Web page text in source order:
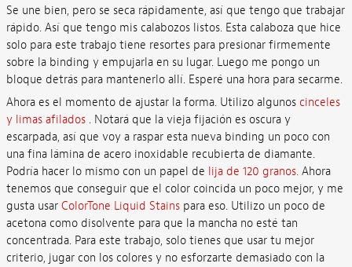
Se une bien, pero se seca rápidamente, así que tengo que trabajar
rápido. Así que tengo mis calabozos listos. Esta calaboza que hice
solo para este trabajo tiene resortes para presionar firmemente
sobre la binding y empujarla en su lugar. Luego me pongo un
bloque detrás para mantenerlo allí. Esperé una hora para secarme.
Ahora es el momento de ajustar la forma. Utilizo algunos cinceles
y limas afilados. Notará que la vieja fijación es oscura y
escarpada, así que voy a raspar esta nueva binding un poco con
una fina lámina de acero inoxidable recubierta de diamante.
Podría hacer lo mismo con un papel de lija de 120 granos.Ahora
tenemos que conseguir que el color coincida un poco mejor, y me
gusta usar ColorTone Liquid Stainspara eso. Utilizo un poco de
acetona como disolvente para que la mancha no esté tan
concentrada. Para este trabajo, solo tienes que usar tu mejor
criterio, jugar con los colores y no esforzarte demasiado con la